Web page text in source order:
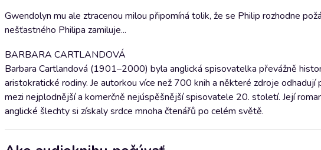
Gwendolyn mu ale ztracenou milou připomíná tolik, že se Philip rozhodne
nešťastného Philipa zamiluje...
BARBARA CARTLANDOVÁ
Barbara Cartlandová (1901–2000) byla anglická spisovatelka převážně
aristokratické rodiny. Je autorkou více než 700 knih a některé zdroje
mezi nejplodnější a komerčně nejúspěšnější spisovatele 20. století. Její
anglické šlechty si získaly srdce mnoha čtenářů po celém světě.